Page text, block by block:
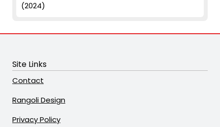
(2024)
Site Links
Contact
Rangoli Design
Privacy Policy